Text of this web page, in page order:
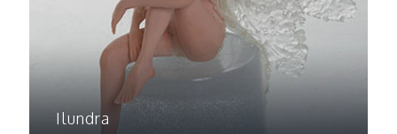
Ilundra